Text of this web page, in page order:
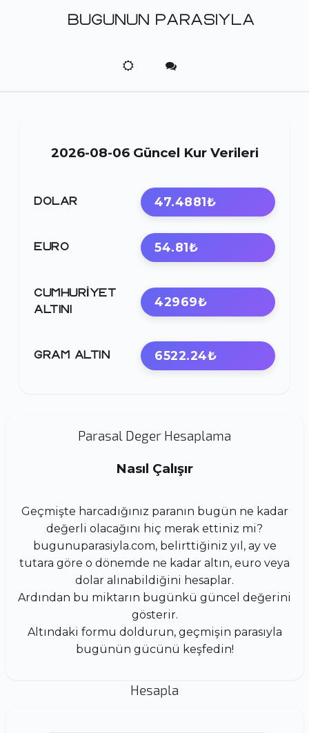
BUGUNUN PARASIYLA
2026-08-06 Güncel Kur Verileri
DOLAR 47.4881₺
EURO 54.81₺
CUMHURIYET
ALTINI
42969₺
GRAM ALTIN 6522.24₺
Parasal Deger Hesaplama
Nasıl Çalışır
Geçmişte harcadığınız paranın bugün ne kadar
değerli olacağını hiç merak ettiniz mi?
bugunuparasiyla.com, belirttiğiniz yıl, ay ve
tutara göre o dönemde ne kadar altın, euro veya
dolar alınabildiğini hesaplar.
Ardından bu miktarın bugünkü güncel değerini
gösterir.
Altındaki formu doldurun, geçmişin parasıyla
bugünün gücünü keşfedin!
Hesapla